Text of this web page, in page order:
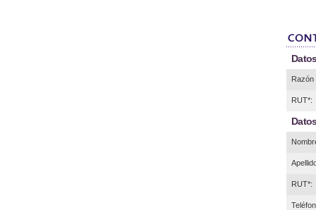
Razón
RUT*:
RUT*: